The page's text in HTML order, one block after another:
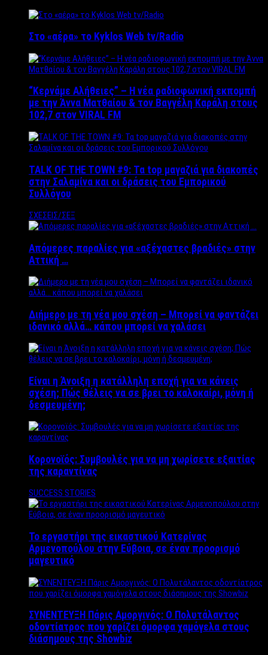
Στο «αέρα» το Kyklos Web tv/Radio
“Kερνάμε Αλήθειες” – Η νέα ραδιοφωνική εκπομπή
με την Άννα Ματθαίου & τον Βαγγέλη Καράλη στους
102,7 στον VIRAL FM
TALK OF THE TOWN #9: Τα top μαγαζιά για διακοπές
στην Σαλαμίνα και οι δράσεις του Εμπορικού
Συλλόγου
ΣΧΕΣΕΙΣ/ΣΕΞ
Απόμερες παραλίες για «αξέχαστες βραδιές» στην
Αττική …
Διήμερο με τη νέα μου σχέση – Μπορεί να φαντάζει
ιδανικό αλλά… κάπου μπορεί να χαλάσει
Είναι η Άνοιξη η κατάλληλη εποχή για να κάνεις
σχέση; Πώς θέλεις να σε βρει το καλοκαίρι, μόνη ή
δεσμευμένη;
Κορονοϊός: Συμβουλές για να μη χωρίσετε εξαιτίας
της καραντίνας
SUCCESS STORIES
Το εργαστήρι της εικαστικού Κατερίνας
Αρμενοπούλου στην Εύβοια, σε έναν προορισμό
μαγευτικό
ΣΥΝΕΝΤΕΥΞΗ Πάρις Αμοργινός: O Πολυτάλαντος
οδοντίατρος που χαρίζει όμορφα χαμόγελα στους
διάσημους της Showbiz